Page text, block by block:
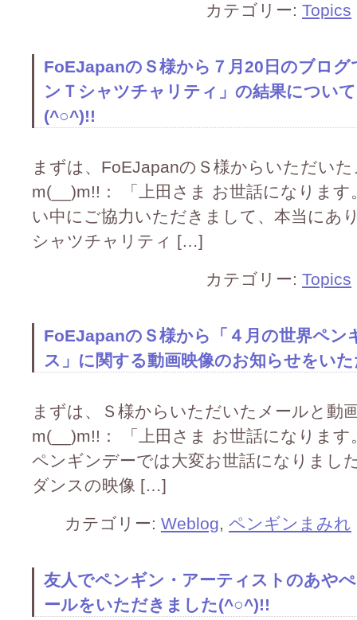
カテゴリー: Topics
FoEJapanのＳ様から７月20日のブロ
ンＴシャツチャリティ」の結果につい
(^○^)!!
まずは、FoEJapanのＳ様からいただい
m(__)m!!： 「上田さま お世話になりま
い中にご協力いただきまして、本当にあ
シャツチャリティ […]
カテゴリー: Topics
FoEJapanのＳ様から「４月の世界ペ
ス」に関する動画映像のお知らせをい
まずは、Ｓ様からいただいたメールと動
m(__)m!!： 「上田さま お世話になりま
ペンギンデーでは大変お世話になりまし
ダンスの映像 […]
カテゴリー: Weblog, ペンギンまみれ
友人でペンギン・アーティストのあや
ールをいただきました(^○^)!!